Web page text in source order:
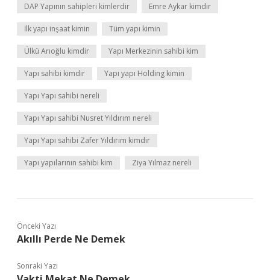
DAP Yapının sahipleri kimlerdir Emre Aykar kimdir
İlk yapı inşaat kimin Tüm yapı kimin
Ülkü Arıoğlu kimdir Yapı Merkezinin sahibi kim
Yapı sahibi kimdir Yapı yapı Holding kimin
Yapı Yapı sahibi nereli
Yapı Yapı sahibi Nusret Yıldırım nereli
Yapı Yapı sahibi Zafer Yıldırım kimdir
Yapı yapılarının sahibi kim Ziya Yılmaz nereli
Önceki Yazı
Akıllı Perde Ne Demek
Sonraki Yazı